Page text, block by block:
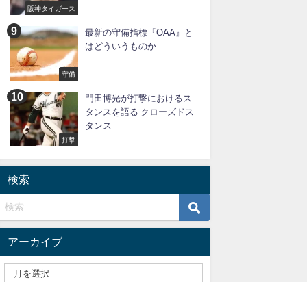
阪神タイガース
守備
最新の守備指標『OAA』と
はどういうものか
打撃
門田博光が打撃におけるス
タンスを語る クローズドス
タンス
検索
アーカイブ